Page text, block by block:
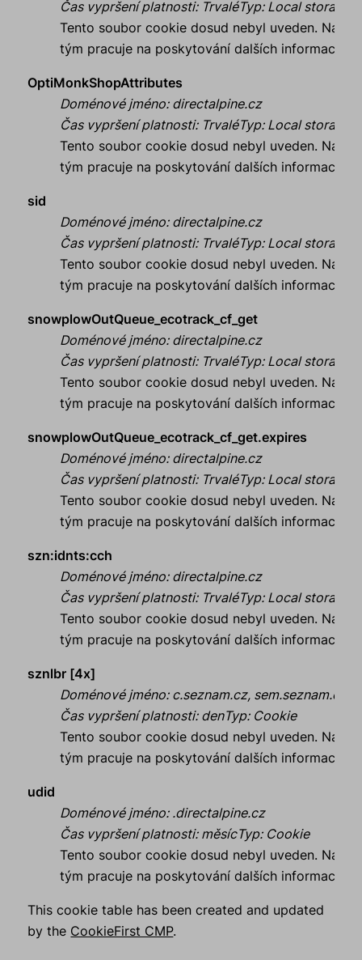
Čas vypršení platnosti: TrvaléTyp: Local storage
Tento soubor cookie dosud nebyl uveden. Náš
tým pracuje na poskytování dalších informací.
OptiMonkShopAttributes
Doménové jméno: directalpine.cz
Čas vypršení platnosti: TrvaléTyp: Local storage
Tento soubor cookie dosud nebyl uveden. Náš
tým pracuje na poskytování dalších informací.
sid
Doménové jméno: directalpine.cz
Čas vypršení platnosti: TrvaléTyp: Local storage
Tento soubor cookie dosud nebyl uveden. Náš
tým pracuje na poskytování dalších informací.
snowplowOutQueue_ecotrack_cf_get
Doménové jméno: directalpine.cz
Čas vypršení platnosti: TrvaléTyp: Local storage
Tento soubor cookie dosud nebyl uveden. Náš
tým pracuje na poskytování dalších informací.
snowplowOutQueue_ecotrack_cf_get.expires
Doménové jméno: directalpine.cz
Čas vypršení platnosti: TrvaléTyp: Local storage
Tento soubor cookie dosud nebyl uveden. Náš
tým pracuje na poskytování dalších informací.
szn:idnts:cch
Doménové jméno: directalpine.cz
Čas vypršení platnosti: TrvaléTyp: Local storage
Tento soubor cookie dosud nebyl uveden. Náš
tým pracuje na poskytování dalších informací.
sznlbr [4x]
Doménové jméno: c.seznam.cz, sem.seznam.cz,
Čas vypršení platnosti: denTyp: Cookie
Tento soubor cookie dosud nebyl uveden. Náš
tým pracuje na poskytování dalších informací.
udid
Doménové jméno: .directalpine.cz
Čas vypršení platnosti: měsícTyp: Cookie
Tento soubor cookie dosud nebyl uveden. Náš
tým pracuje na poskytování dalších informací.
This cookie table has been created and updated
by the CookieFirst CMP.